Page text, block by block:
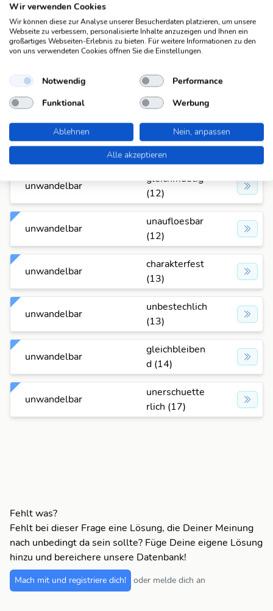
unwandelbar
(10)
unwandelbar
gemaechlich
unwandelbar
kaltbluetig
(11)
unwandelbar
ausgeglichen
(12)
unwandelbar
gleichmuetig
(12)
unwandelbar
unaufloesbar
(12)
unwandelbar
charakterfest
(13)
unwandelbar
unbestechlich
(13)
unwandelbar
gleichbleiben
d (14)
unwandelbar
unerschuette
rlich (17)
Fehlt was?
Fehlt bei dieser Frage eine Lösung, die Deiner Meinung
nach unbedingt da sein sollte? Füge Deine eigene Lösung
hinzu und bereichere unsere Datenbank!
Mach mit und registriere dich! oder melde dich an
Wir verwenden Cookies
Wir können diese zur Analyse unserer Besucherdaten platzieren, um unsere
Webseite zu verbessern, personalisierte Inhalte anzuzeigen und Ihnen ein
großartiges Webseiten-Erlebnis zu bieten. Für weitere Informationen zu den
von uns verwendeten Cookies öffnen Sie die Einstellungen.
Notwendig
Performance
Funktional
Werbung
Ablehnen
Nein, anpassen
Alle akzeptieren